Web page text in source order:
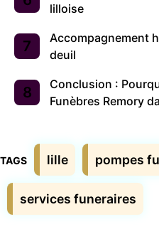
lilloise
Accompagnement
deuil
Conclusion :
Funèbres Remory
Étiquettes
lille pompes
services funeraires